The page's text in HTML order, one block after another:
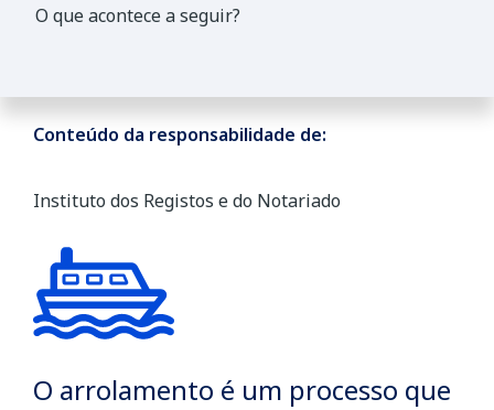
O arrolamento é um processo que
O que acontece a seguir?
Conteúdo da responsabilidade de:
Instituto dos Registos e do Notariado